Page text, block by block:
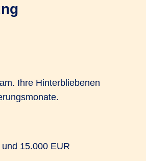
Ihre Hinterbliebenen
15.000 EUR